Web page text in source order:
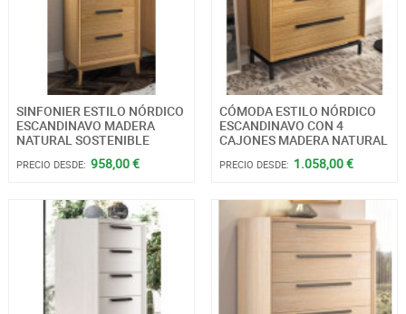
SINFONIER ESTILO NÓRDICO
ESCANDINAVO MADERA
NATURAL SOSTENIBLE
PRECIO DESDE: 958,00 €
CÓMODA ESTILO NÓRDICO
ESCANDINAVO CON 4
CAJONES MADERA NATURAL
PRECIO DESDE: 1.058,00 €